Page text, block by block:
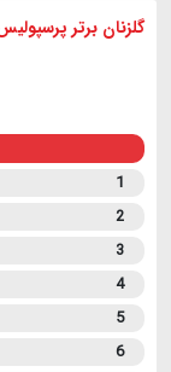
گلزنان برتر
1
2
3
4
5
6